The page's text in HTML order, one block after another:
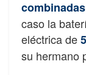
caso la
eléctrica de
su hermano